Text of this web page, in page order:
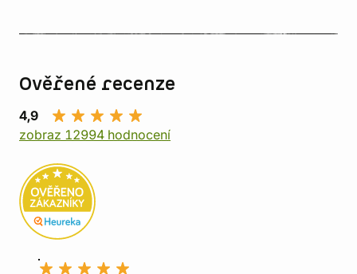
Ověřené recenze
4,9
zobraz 12994 hodnocení